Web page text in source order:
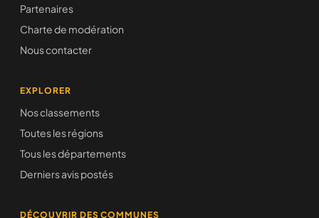
Partenaires
Charte de modération
Nous contacter
EXPLORER
Nos classements
Toutes les régions
Tous les départements
Derniers avis postés
DÉCOUVRIR DES COMMUNES